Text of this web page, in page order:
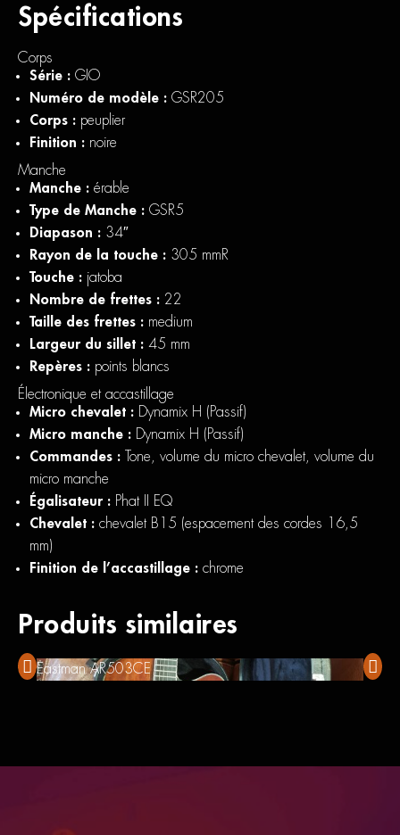
Spécifications
Corps
Série :GIO
Numéro de modèle :GSR205
Corps :peuplier
Finition : noire
Manche
Manche :érable
Type de Manche :GSR5
Diapason :34″
Rayon de la touche :305 mmR
Touche :jatoba
Nombre de frettes :22
Taille des frettes :medium
Largeur du sillet :45 mm
Repères : points blancs
Électronique et accastillage
Micro chevalet :Dynamix H (Passif)
Micro manche :Dynamix H (Passif)
Commandes :Tone, volume du micro chevalet, volume du
micro manche
Égalisateur :Phat II EQ
Chevalet :chevalet B15 (espacement des cordes 16,5
mm)
Finition de l’accastillage :chrome
Produits similaires
Eastman AR503CE DV